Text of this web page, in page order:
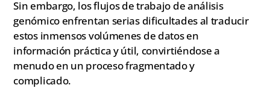
Sin embargo, los flujos de trabajo de análisis
genómico enfrentan serias dificultades al traducir
estos inmensos volúmenes de datos en
información práctica y útil, convirtiéndose a
menudo en un proceso fragmentado y
complicado.